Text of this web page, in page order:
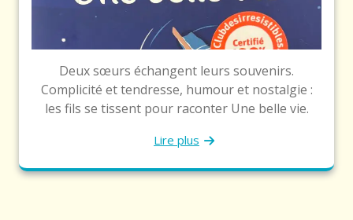
Deux sœurs échangent leurs souvenirs.
Complicité et tendresse, humour et nostalgie :
les fils se tissent pour raconter Une belle vie.
Lire plus